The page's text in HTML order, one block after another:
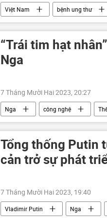
Việt Nam bệnh ung thư
công nghệ
bác sĩ
“Trái tim hạt
Nga
7 Tháng Mười Hai 2023, 20:27
Nga công nghệ
Biển Baltic
đóng tàu
năng lượng hạt nhân
Tàu
Tổng thống Putin
cản trở sự phát
7 Tháng Mười Hai 2023, 19:40
Vladimir Putin Nga